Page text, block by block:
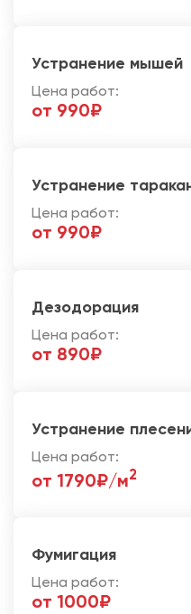
Устранение мышей
Цена работ:
от 990₽
Устранение
Цена работ:
от 990₽
Дезодорация
Цена работ:
от 890₽
Устранение
Цена работ:
от 1790₽/м2
Фумигация
Цена работ:
от 1000₽